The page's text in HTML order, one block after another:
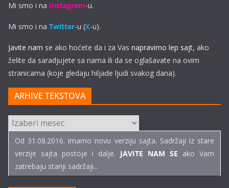
Mi smo i na Instagram-u.
Mi smo i na Twitter-u (X-u).
Javite nam se ako hoćete da i za Vas napravimo lep sajt, ako
želite da saradjujete sa nama ili da se oglašavate na ovim
stranicama (koje gledaju hiljade ljudi svakog dana).
ARHIVE TEKSTOVA
ARHIVE
TEKSTOVA
Od 31.08.2016. imamo novu verziju sajta. Sadržaji iz stare
verzije sajta postoje i dalje. JAVITE NAM SE ako Vam
zatrebaju stariji sadržaji...